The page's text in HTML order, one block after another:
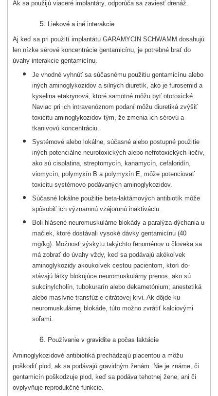
Ak sa použijú viaceré implantáty, odporúča sa zaviesť drenáž.
Liekové a iné interakcie
Aj keď sa pri použití implantátu GARAMYCIN SCHWAMM dosahujú
len nízke sérové koncentrácie gentamicínu, je potrebné brať do
úvahy interakcie gentamicínu.
Je vhodné vyhnúť sa súčasnému použitiu gentamicínu alebo
iných aminoglykozidov a silných diuretík, ako je furosemid a
kyselina etakrynová, ktoré samotné môžu byť ototoxické.
Naviac pri ich intravenóznom podaní môžu diuretiká zvýšiť
toxicitu aminoglykozidov tým, že zmenia ich sérovú a
tkanivovú koncentráciu.
Systémové alebo lokálne, súčasné alebo postupné použitie
iných potenciálne neuro­toxických alebo nefrotoxických liečiv,
ako sú cisplatina, streptomycín, kanamycín, cefalo­ridín,
viomycín, polymyxín B a polymyxín E, môže potenciovať
toxicitu systémovo podáva­ných aminoglyko­zidov.
Súčasné lokálne použitie beta-laktámových antibiotík môže
spôsobiť ich významnú vzájomnú inakti­váciu.
Boli hlásené neuromuskulárne blokády a paralýza dýchania u
mačiek, ktoré dostávali vy­soké dávky gentamicínu (40
mg/kg). Možnosť výskytu takýchto fenoménov u človeka sa
má zobrať do úvahy vždy, keď sa podávajú akékoľvek
aminoglykozidy akoukoľvek cestou pacientom, ktorí do­
stávajú látky blokujúce neuromuskulárny prenos, ako sú
sukcinylcholín, tubokurarín alebo dekametónium; anestetiká
alebo masívne transfúzie citrátovej krvi. Ak dôjde ku
neuromuskulárnej blokáde, túto možno zvrátiť kalciovými
soľami.
Používanie v gravidite a počas laktácie
Aminoglykozidové antibiotiká prechádzajú placentou a môžu
poškodiť plod, ak sa podávajú gravidným ženám. Nie je známe, či
gentamicín poškodzuje plod, keď sa podáva tehotnej žene, ani či
ovplyvňuje reprodukčné funkcie.